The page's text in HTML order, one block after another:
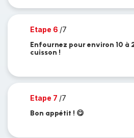
Etape 6 /7
Enfournez pour environ 10
cuisson !
Etape 7 /7
Bon appétit ! 😋